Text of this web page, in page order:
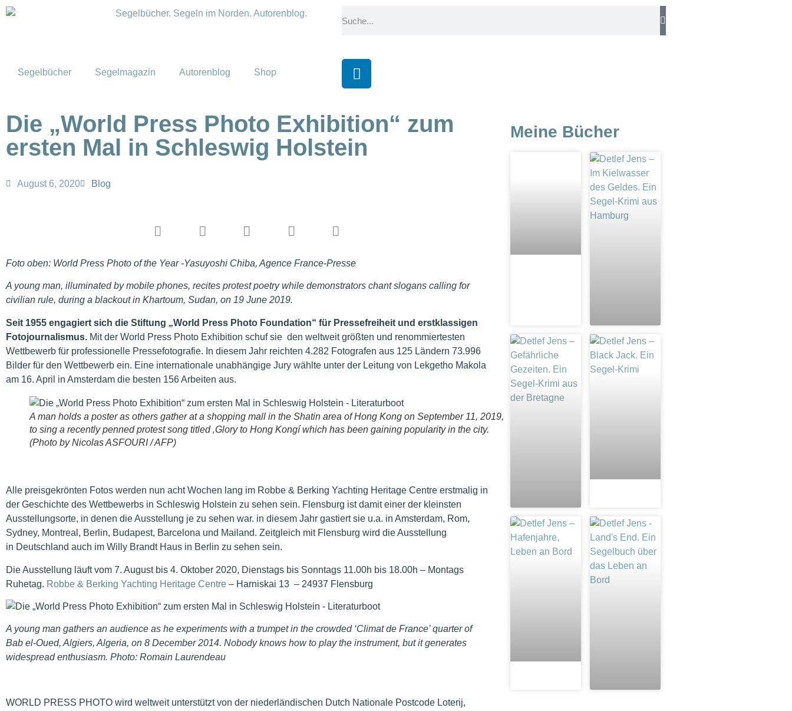
Segelbücher Segelmagazin Autorenblog Shop
Die „World Press Photo Exhibition“ zum
ersten Mal in Schleswig Holstein
August 6, 2020 Blog
Foto oben: World Press Photo of the Year -Yasuyoshi Chiba, Agence France-Presse
A young man, illuminated by mobile phones, recites protest poetry while demonstrators chant slogans calling for
civilian rule, during a blackout in Khartoum, Sudan, on 19 June 2019.
Seit 1955 engagiert sich die Stiftung „World Press Photo Foundation“ für Pressefreiheit und erstklassigen
Fotojournalismus. Mit der World Press Photo Exhibition schuf sie den weltweit größten und renommiertesten
Wettbewerb für professionelle Pressefotografie. In diesem Jahr reichten 4.282 Fotografen aus 125 Ländern 73.996
Bilder für den Wettbewerb ein. Eine internationale unabhängige Jury wählte unter der Leitung von Lekgetho Makola
am 16. April in Amsterdam die besten 156 Arbeiten aus.
A man holds a poster as others gather at a shopping mall in the Shatin area of Hong Kong on September 11, 2019,
to sing a recently penned protest song titled ‚Glory to Hong Kongí which has been gaining popularity in the city.
(Photo by Nicolas ASFOURI / AFP)
Alle preisgekrönten Fotos werden nun acht Wochen lang im Robbe & Berking Yachting Heritage Centre erstmalig in
der Geschichte des Wettbewerbs in Schleswig Holstein zu sehen sein. Flensburg ist damit einer der kleinsten
Ausstellungsorte, in denen die Ausstellung je zu sehen war. in diesem Jahr gastiert sie u.a. in Amsterdam, Rom,
Sydney, Montreal, Berlin, Budapest, Barcelona und Mailand. Zeitgleich mit Flensburg wird die Ausstellung
in Deutschland auch im Willy Brandt Haus in Berlin zu sehen sein.
Die Ausstellung läuft vom 7. August bis 4. Oktober 2020, Dienstags bis Sonntags 11.00h bis 18.00h – Montags
Ruhetag. Robbe & Berking Yachting Heritage Centre – Harniskai 13 – 24937 Flensburg
A young man gathers an audience as he experiments with a trumpet in the crowded ‘Climat de France’ quarter of
Bab el-Oued, Algiers, Algeria, on 8 December 2014. Nobody knows how to play the instrument, but it generates
widespread enthusiasm. Photo: Romain Laurendeau
WORLD PRESS PHOTO wird weltweit unterstützt von der niederländischen Dutch Nationale Postcode Loterij,
Meine Bücher